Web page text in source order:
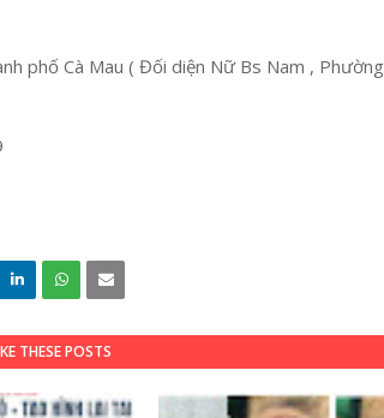
phố Cà Mau ( Đối diện Nữ Bs Nam , Phường
THESE POSTS